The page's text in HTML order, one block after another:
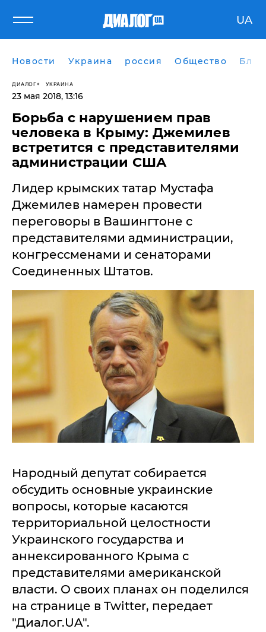
UA
Новости Украина россия Общество
ДИАЛОГ УКРАИНА
23 мая 2018, 13:16
Борьба с нарушением прав
человека в Крыму: Джемилев
встретится с представителями
администрации США
Лидер крымских татар Мустафа
Джемилев намерен провести
переговоры в Вашингтоне с
представителями администрации,
конгрессменами и сенаторами
Соединенных Штатов.
Народный депутат собирается
обсудить основные украинские
вопросы, которые касаются
территориальной целостности
Украинского государства и
аннексированного Крыма с
представителями американской
власти. О своих планах он поделился
на странице в Twitter, передает
"Диалог.UA".